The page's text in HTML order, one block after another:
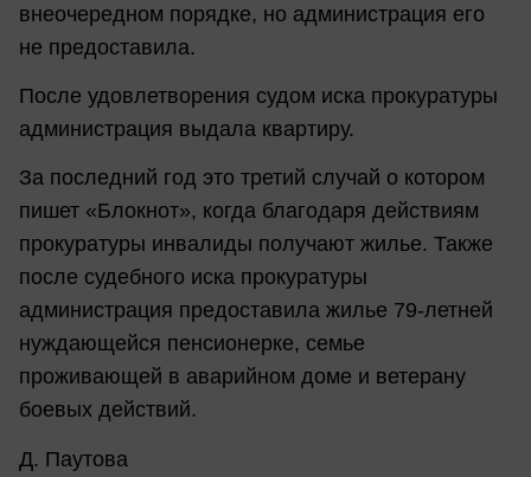
внеочередном порядке, но администрация его
не предоставила.
После удовлетворения судом иска прокуратуры
администрация выдала квартиру.
За последний год это третий случай о котором
пишет «Блокнот», когда благодаря действиям
прокуратуры инвалиды получают жилье. Также
после судебного иска прокуратуры
администрация предоставила жилье 79-летней
нуждающейся пенсионерке, семье
проживающей в аварийном доме и ветерану
боевых действий.
Д. Паутова